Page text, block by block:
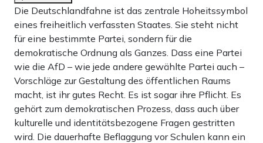
Die Deutschlandfahne ist das zentrale Hoheitssymbol
eines freiheitlich verfassten Staates. Sie steht nicht
für eine bestimmte Partei, sondern für die
demokratische Ordnung als Ganzes. Dass eine Partei
wie die AfD – wie jede andere gewählte Partei auch –
Vorschläge zur Gestaltung des öffentlichen Raums
macht, ist ihr gutes Recht. Es ist sogar ihre Pflicht. Es
gehört zum demokratischen Prozess, dass auch über
kulturelle und identitätsbezogene Fragen gestritten
wird. Die dauerhafte Beflaggung vor Schulen kann ein